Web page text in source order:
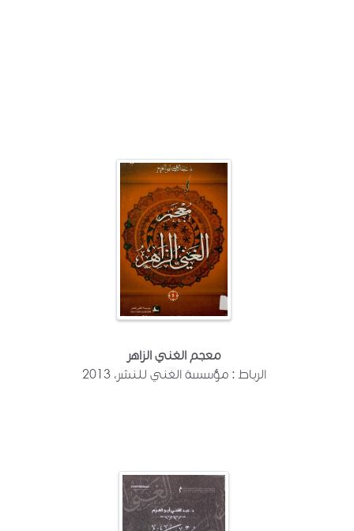
معجم الغني الزاهر
الرباط : مؤسسة الغني للنشر، 2013